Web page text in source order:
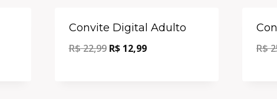
Convite Digital Adulto
R$22,99 R$12,99
R$